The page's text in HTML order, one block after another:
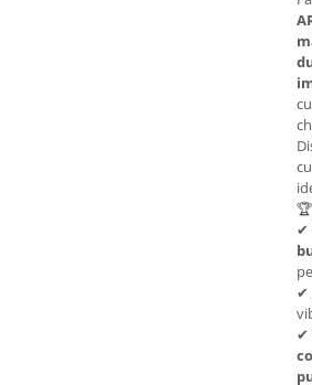
🏆
✔
✔
✔